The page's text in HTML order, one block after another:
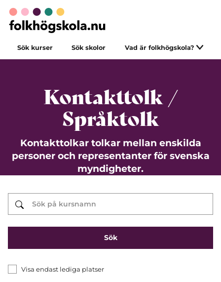
Sök kurser Sök skolor Vad är folkhögskola?
Kontakttolk /
Språktolk
Kontakttolkar tolkar mellan enskilda
personer och representanter för svenska
myndigheter.
Visa endast lediga platser